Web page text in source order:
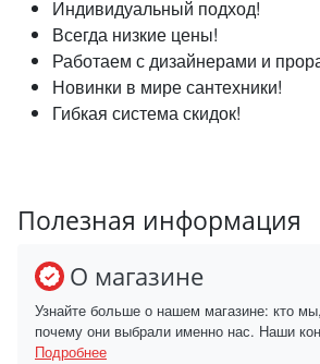
Индивидуальный подход!
Всегда низкие цены!
Работаем с дизайнерами и
Новинки в мире сантехники!
Гибкая система скидок!
Полезная информация
О магазине
Узнайте больше о нашем магазине: кто
почему они выбрали именно нас. Наши
Подробнее